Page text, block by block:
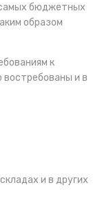
бюджетных
образом
к
востребованы и в
и в других